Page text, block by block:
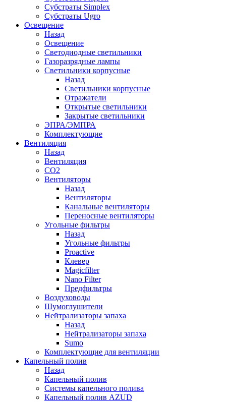
Субстраты Simplex
Субстраты Ugro
Освещение
Назад
Освещение
Светодиодные светильники
Газоразрядные лампы
Светильники корпусные
Назад
Светильники корпусные
Отражатели
Открытые светильники
Закрытые светильники
ЭПРА/ЭМПРА
Комплектующие
Вентиляция
Назад
Вентиляция
СО2
Вентиляторы
Назад
Вентиляторы
Канальные вентиляторы
Переносные вентиляторы
Угольные фильтры
Назад
Угольные фильтры
Proactive
Клевер
Magicfilter
Nano Filter
Предфильтры
Воздуховоды
Шумоглушители
Нейтрализаторы запаха
Назад
Нейтрализаторы запаха
Sumo
Комплектующие для вентиляции
Капельный полив
Назад
Капельный полив
Системы капельного полива
Капельный полив AZUD